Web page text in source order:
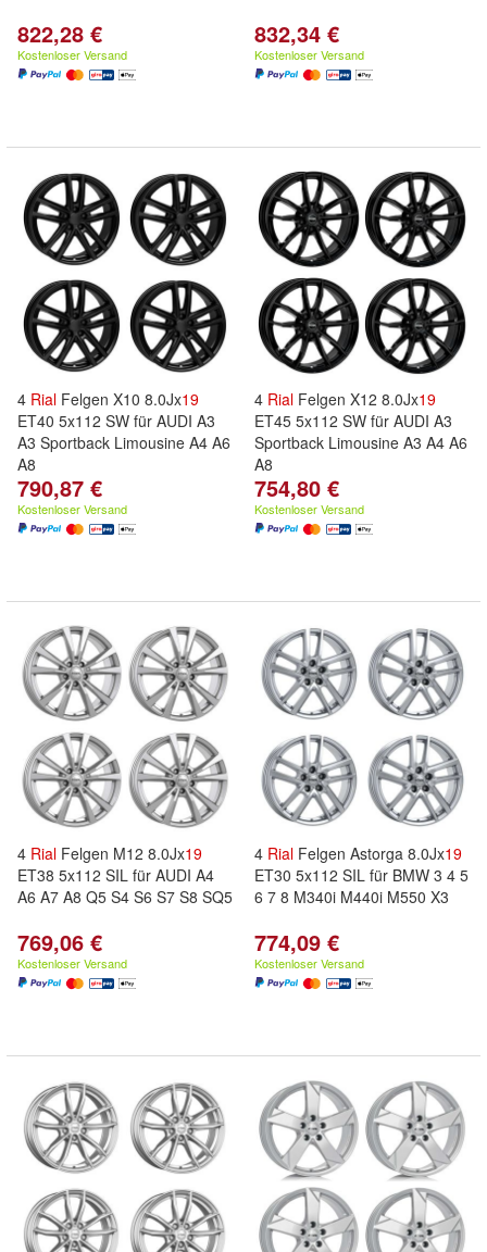
822,28 €
Kostenloser Versand
832,34 €
Kostenloser Versand
4 Rial Felgen X10 8.0Jx19
ET40 5x112 SW für AUDI A3
A3 Sportback Limousine A4 A6
A8
790,87 €
Kostenloser Versand
4 Rial Felgen X12 8.0Jx19
ET45 5x112 SW für AUDI A3
Sportback Limousine A3 A4 A6
A8
754,80 €
Kostenloser Versand
4 Rial Felgen M12 8.0Jx19
ET38 5x112 SIL für AUDI A4
A6 A7 A8 Q5 S4 S6 S7 S8 SQ5
769,06 €
Kostenloser Versand
4 Rial Felgen Astorga 8.0Jx19
ET30 5x112 SIL für BMW 3 4 5
6 7 8 M340i M440i M550 X3
774,09 €
Kostenloser Versand